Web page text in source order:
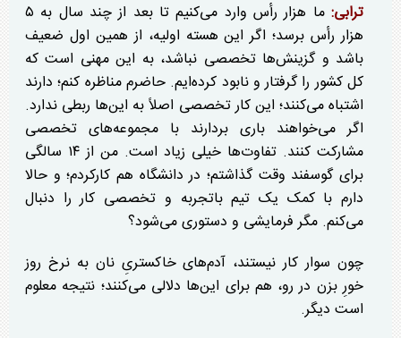
ترابی:
ما هزار رأس وارد می‌کنیم تا بعد از چند سال به ۵
هزار رأس برسد؛ اگر این هسته اولیه، از همین اول ضعیف
باشد و گزینش‌ها تخصصی نباشد، به این مهنی است که
کل کشور را گرفتار و نابود کرده‌ایم. حاضرم مناظره کنم؛ دارند
اشتباه می‌کنند؛ این کار تخصصی اصلاً به این‌ها ربطی ندارد.
اگر می‌خواهند باری بردارند با مجموعه‌های تخصصی
مشارکت کنند. تفاوت‌ها خیلی زیاد است. من از ۱۴ سالگی
برای گوسفند وقت گذاشتم؛ در دانشگاه هم کارکردم؛ و حالا
دارم با کمک یک تیم باتجربه و تخصصی کار را دنبال
می‌کنم. مگر فرمایشی و دستوری می‌شود؟
چون سوار کار نیستند، آدم‌های خاکستریِ نان به نرخ روز
خورِ بزن در رو، هم برای این‌ها دلالی می‌کنند؛ نتیجه معلوم
است دیگر.